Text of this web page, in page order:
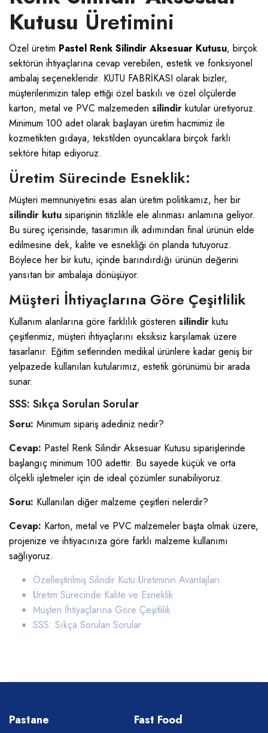
Kutusu Üretimini
Özel üretim Pastel Renk Silindir Aksesuar Kutusu, birçok
sektörün ihtiyaçlarına cevap verebilen, estetik ve fonksiyonel
ambalaj seçenekleridir. KUTU FABRİKASI olarak bizler,
müşterilerimizin talep ettiği özel baskılı ve özel ölçülerde
karton, metal ve PVC malzemeden silindir kutular üretiyoruz.
Minimum 100 adet olarak başlayan üretim hacmimiz ile
kozmetikten gıdaya, tekstilden oyuncaklara birçok farklı
sektöre hitap ediyoruz.
Üretim Sürecinde Esneklik:
Müşteri memnuniyetini esas alan üretim politikamız, her bir
silindir kutu siparişinin titizlikle ele alınması anlamına geliyor.
Bu süreç içerisinde, tasarımın ilk adımından final ürünün elde
edilmesine dek, kalite ve esnekliği ön planda tutuyoruz.
Böylece her bir kutu, içinde barındırdığı ürünün değerini
yansıtan bir ambalaja dönüşüyor.
Müşteri İhtiyaçlarına Göre Çeşitlilik
Kullanım alanlarına göre farklılık gösteren silindir kutu
çeşitlerimiz, müşteri ihtiyaçlarını eksiksiz karşılamak üzere
tasarlanır. Eğitim setlerinden medikal ürünlere kadar geniş bir
yelpazede kullanılan kutularımız, estetik görünümü bir arada
sunar.
SSS: Sıkça Sorulan Sorular
Soru: Minimum sipariş adediniz nedir?
Cevap: Pastel Renk Silindir Aksesuar Kutusu siparişlerinde
başlangıç minimum 100 adettir. Bu sayede küçük ve orta
ölçekli işletmeler için de ideal çözümler sunabiliyoruz.
Soru: Kullanılan diğer malzeme çeşitleri nelerdir?
Cevap: Karton, metal ve PVC malzemeler başta olmak üzere,
projenize ve ihtiyacınıza göre farklı malzeme kullanımı
sağlıyoruz.
Özelleştirilmiş Silindir Kutu Üretiminin Avantajları
Üretim Sürecinde Kalite ve Esneklik
Müşteri İhtiyaçlarına Göre Çeşitlilik
SSS: Sıkça Sorulan Sorular
Pastane Fast Food